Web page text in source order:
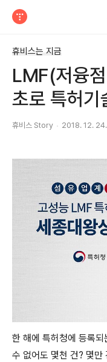
휴비스는 지금
LMF(저융
초로 특허기
휴비스 Story 2018. 12.
한 해에 특허청에 등록
수 없어도 몇천 건? 몇만